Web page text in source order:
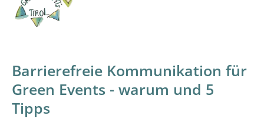
Barrierefreie Kommunikation für
Green Events - warum und 5
Tipps